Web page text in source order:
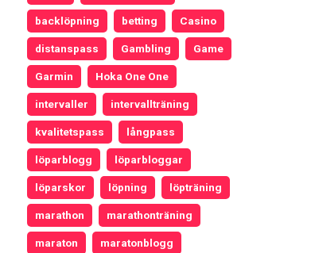
backlöpning betting Casino
distanspass Gambling Game
Garmin Hoka One One
intervaller intervallträning
kvalitetspass långpass
löparblogg löparbloggar
löparskor löpning löpträning
marathon marathonträning
maraton maratonblogg